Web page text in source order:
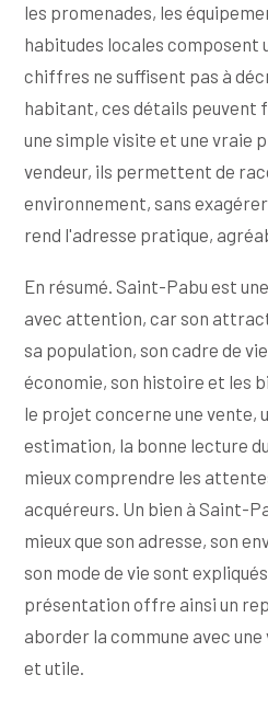
les promenades, les
habitudes locales composent
chiffres ne suffisent pas à
habitant, ces détails peuvent
une simple visite et une vraie
vendeur, ils permettent de
environnement, sans
rend l'adresse pratique,
En résumé. Saint-Pabu est
avec attention, car son
sa population, son cadre de
économie, son histoire et les
le projet concerne une vente,
estimation, la bonne lecture
mieux comprendre les
acquéreurs. Un bien à Saint-
mieux que son adresse, son
son mode de vie sont
présentation offre ainsi un
aborder la commune avec
et utile.